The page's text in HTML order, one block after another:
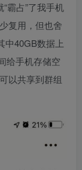
霸占”了我手机
复用，但也舍
中40GB数据上
给手机存储空
以共享到群组